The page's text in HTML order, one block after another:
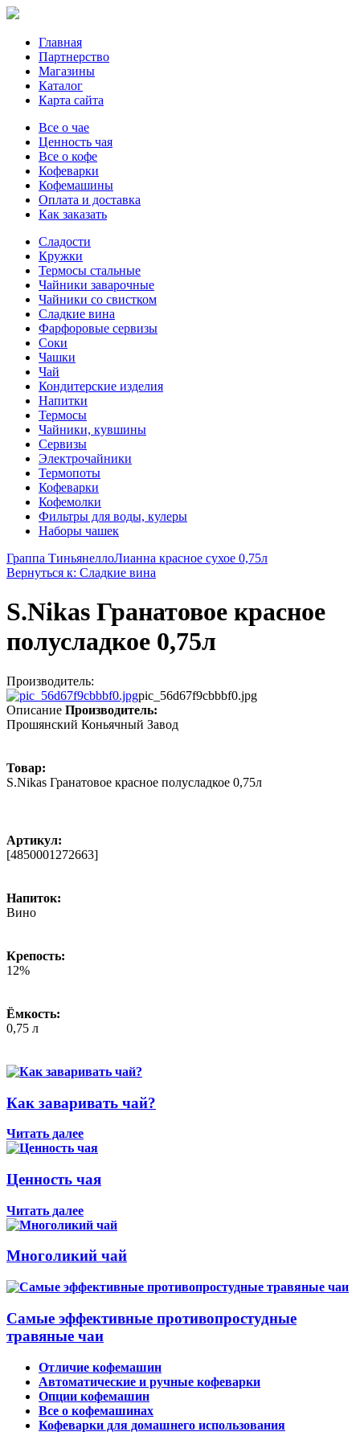
Главная
Партнерство
Магазины
Каталог
Карта сайта
Все о чае
Ценность чая
Все о кофе
Кофеварки
Кофемашины
Оплата и доставка
Как заказать
Сладости
Кружки
Термосы стальные
Чайники заварочные
Чайники со свистком
Сладкие вина
Фарфоровые сервизы
Соки
Чашки
Чай
Кондитерские изделия
Напитки
Термосы
Чайники, кувшины
Сервизы
Электрочайники
Термопоты
Кофеварки
Кофемолки
Фильтры для воды, кулеры
Наборы чашек
Граппа ТиньянеллоЛианна красное сухое 0,75л
Вернуться к: Сладкие вина
S.Nikas Гранатовое красное
полусладкое 0,75л
Производитель:
pic_56d67f9cbbbf0.jpg
Описание Производитель:
Прошянский Коньячный Завод
Товар:
S.Nikas Гранатовое красное полусладкое 0,75л
Артикул:
[4850001272663]
Напиток:
Вино
Крепость:
12%
Ёмкость:
0,75 л
Как заваривать чай?
Читать далее
Ценность чая
Читать далее
Многоликий чай
Самые эффективные противопростудные
травяные чаи
Отличие кофемашин
Автоматические и ручные кофеварки
Опции кофемашин
Все о кофемашинах
Кофеварки для домашнего использования